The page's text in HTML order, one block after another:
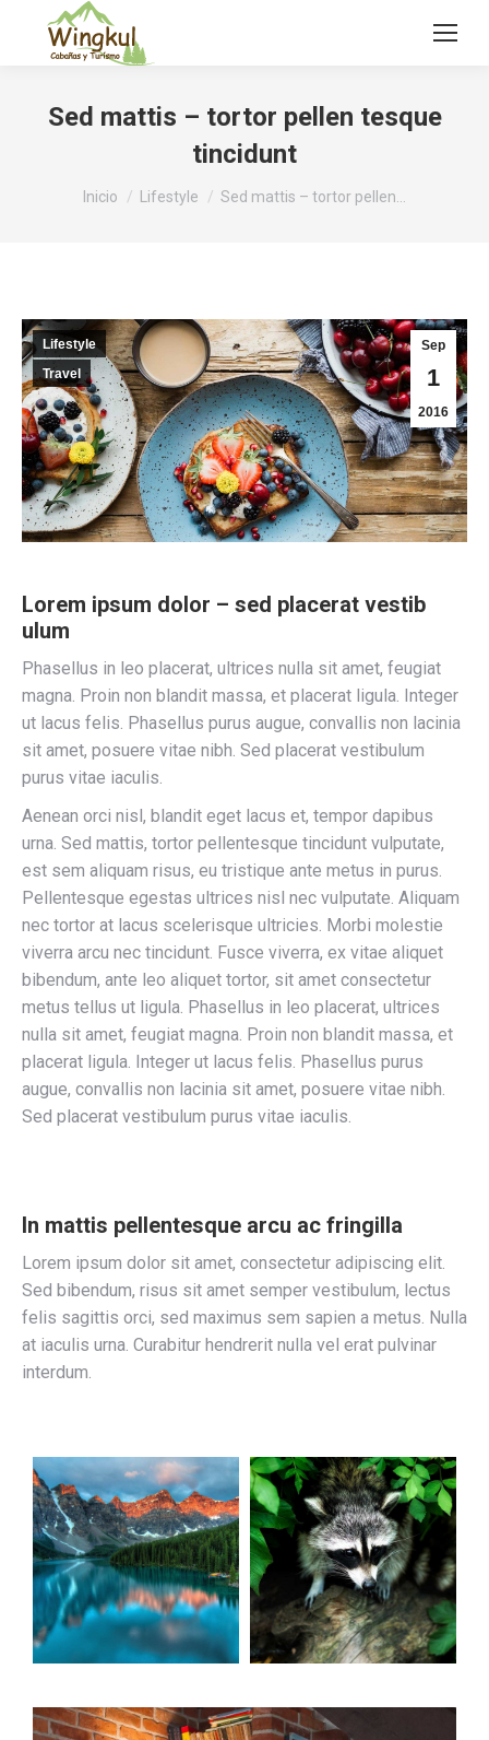
Sed mattis – tortor pellen tesque
tincidunt
Estás aquí:
Inicio Lifestyle Sed mattis – tortor pellen…
Sep
1
2016
Lifestyle
Travel
Lorem ipsum dolor – sed placerat vestib
ulum
Phasellus in leo placerat, ultrices nulla sit amet, feugiat
magna. Proin non blandit massa, et placerat ligula. Integer
ut lacus felis. Phasellus purus augue, convallis non lacinia
sit amet, posuere vitae nibh. Sed placerat vestibulum
purus vitae iaculis.
Aenean orci nisl, blandit eget lacus et, tempor dapibus
urna. Sed mattis, tortor pellentesque tincidunt vulputate,
est sem aliquam risus, eu tristique ante metus in purus.
Pellentesque egestas ultrices nisl nec vulputate. Aliquam
nec tortor at lacus scelerisque ultricies. Morbi molestie
viverra arcu nec tincidunt. Fusce viverra, ex vitae aliquet
bibendum, ante leo aliquet tortor, sit amet consectetur
metus tellus ut ligula. Phasellus in leo placerat, ultrices
nulla sit amet, feugiat magna. Proin non blandit massa, et
placerat ligula. Integer ut lacus felis. Phasellus purus
augue, convallis non lacinia sit amet, posuere vitae nibh.
Sed placerat vestibulum purus vitae iaculis.
In mattis pellentesque arcu ac fringilla
Lorem ipsum dolor sit amet, consectetur adipiscing elit.
Sed bibendum, risus sit amet semper vestibulum, lectus
felis sagittis orci, sed maximus sem sapien a metus. Nulla
at iaculis urna. Curabitur hendrerit nulla vel erat pulvinar
interdum.